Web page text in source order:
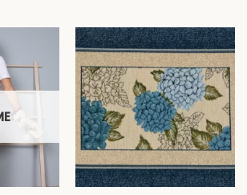
9,00 €